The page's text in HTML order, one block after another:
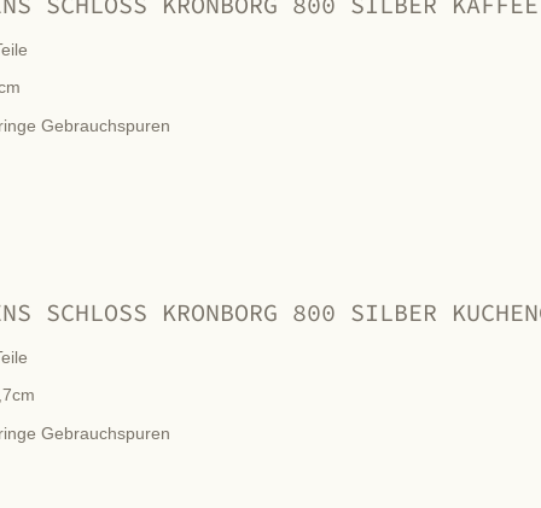
Gebrauchspuren
SCHLOSS KRONBORG 800 SILBER
Gebrauchspuren